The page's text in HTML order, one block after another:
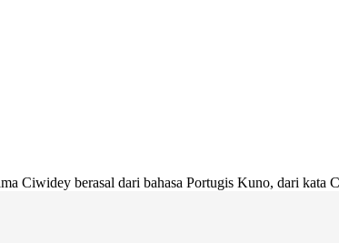
Ciwidey berasal dari bahasa Portugis Kuno, dari kata